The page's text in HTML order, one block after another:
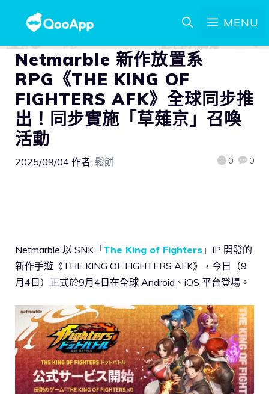
MENU
Netmarble 新作放置系
RPG《THE KING OF
FIGHTERS AFK》全球同步推
出！同步實施「草薙京」召喚
活動
2025/09/04 作者: 鬆餅 0 0
Netmarble 以 SNK「The King of Fighters 」IP 開發的
新作手遊《THE KING OF FIGHTERS AFK》，今日（9
月4日）正式於9月4日在全球 Android、iOS 平台登場。